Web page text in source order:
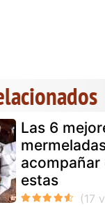
Las 6
acompañar
estas